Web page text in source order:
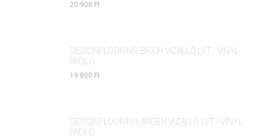
20.900 Ft
DESIGNFLOORING BIRCH VÍZÁLLÓ LVT - VINYL
PADLÓ
19.800 Ft
DESIGNFLOORING ARGEN VÍZÁLLÓ LVT - VINYL
PADLÓ